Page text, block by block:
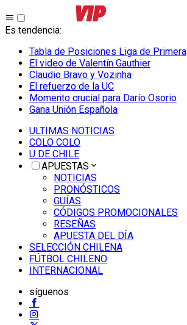
Es tendencia:
Tabla de Posiciones Liga de Primera
El video de Valentín Gauthier
Claudio Bravo y Vozinha
El refuerzo de la UC
Momento crucial para Darío Osorio
Gana Unión Española
ULTIMAS NOTICIAS
COLO COLO
U DE CHILE
APUESTAS
NOTICIAS
PRONÓSTICOS
GUÍAS
CÓDIGOS PROMOCIONALES
RESEÑAS
APUESTA DEL DÍA
SELECCIÓN CHILENA
FÚTBOL CHILENO
INTERNACIONAL
síguenos